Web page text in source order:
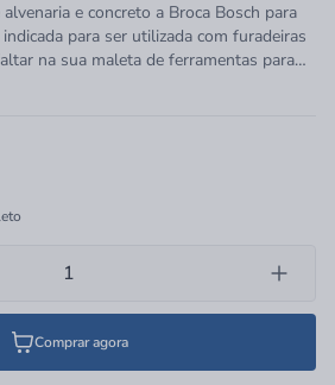
e concreto a Broca Bosch para
para ser utilizada com furadeiras
na sua maleta de ferramentas para
aço especial, material de qualidade que
durabilidade, possui acabamento
a maior rede de oficinas do mundo
no mercado de construção civil.
Comprar agora